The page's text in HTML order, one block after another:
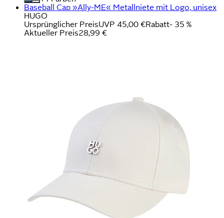
Baseball Cap »Ally-ME« Metallniete mit Logo, unisex
HUGO
Ursprünglicher PreisUVP 45,00 €Rabatt- 35 %
Aktueller Preis28,99 €